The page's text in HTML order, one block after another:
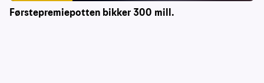
Førstepremiepotten bikker 300 mill.